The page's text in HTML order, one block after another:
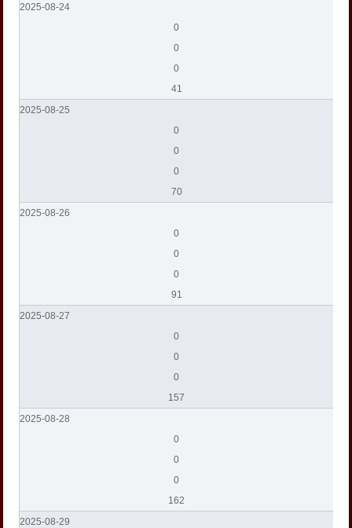
2025-08-24
0
0
0
41
2025-08-25
0
0
0
70
2025-08-26
0
0
0
91
2025-08-27
0
0
0
157
2025-08-28
0
0
0
162
2025-08-29